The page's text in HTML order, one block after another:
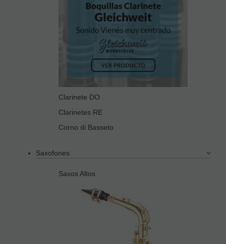
Clarinete DO
Clarinetes RE
Corno di Basseto
Saxofones
Saxos Altos